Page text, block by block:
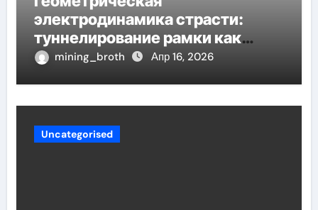
электродинамика страсти:
туннелирование рамки как
проявление циклом Хэмпсона-
mining_broth Апр 16, 2026
Uncategorised